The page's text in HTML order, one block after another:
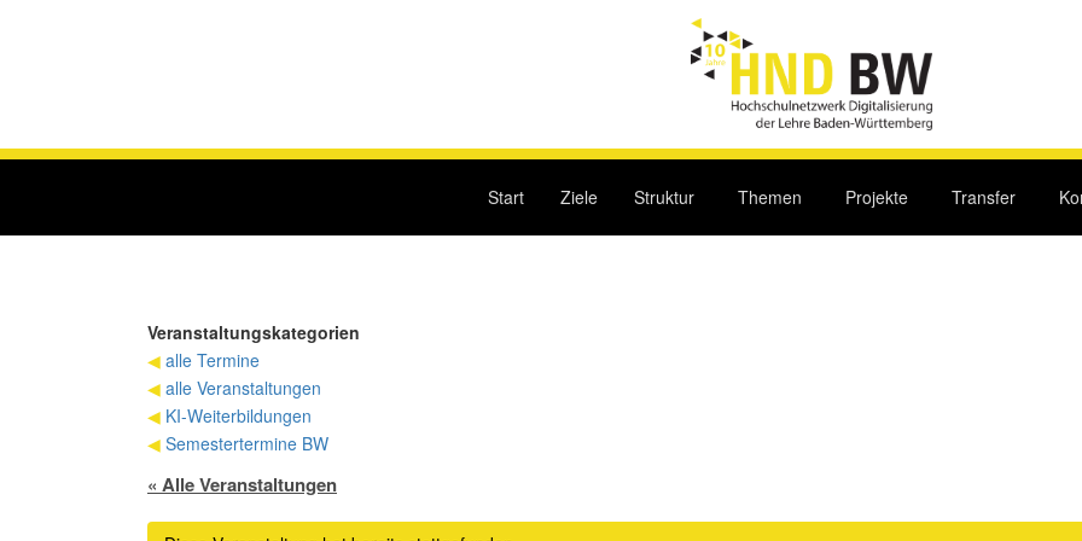
Start Ziele Struktur Themen Projekte Transfer
Veranstaltungskategorien
◀ alle Termine
◀ alle Veranstaltungen
◀ KI-Weiterbildungen
◀ Semestertermine BW
« Alle Veranstaltungen